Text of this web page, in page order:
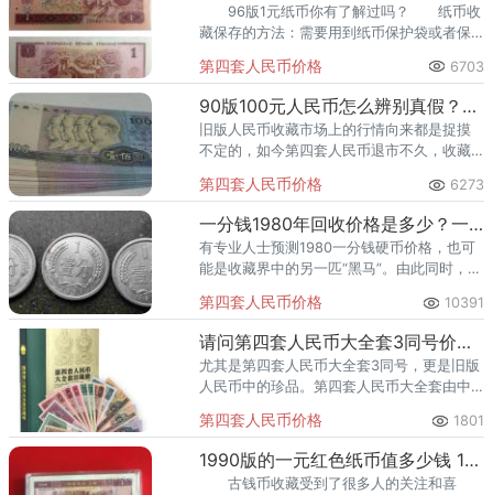
96版1元纸币你有了解过吗？ 纸币收
藏保存的方法：需要用到纸币保护袋或者保
在箱子里。
第四套人民币价格 6703
90版100元人民币怎么辨别真假？90版100元人民币值多少钱？
旧版人民币收藏市场上的行情向来都是捉摸
不定的，如今第四套人民币退市不久，收藏
第四套人民币价格 6273
一分钱1980年回收价格是多少？一分钱1980年最新价格
有专业人士预测1980一分钱硬币价格，也可
能是收藏界中的另一匹“黑马”。由此同时，第
关注。很有可能成为钱币市场上新的一匹“黑
马”
第四套人民币价格 10391
请问第四套人民币大全套3同号价格多少？可以收藏投资吗？
尤其是第四套人民币大全套3同号，更是旧版
人民币中的珍品。第四套人民币大全套由中
第四套人民币价格 1801
1990版的一元红色纸币值多少钱 1990版的一元红色纸币投资分析
古钱币收藏受到了很多人的关注和喜